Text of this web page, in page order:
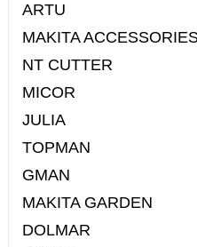
ARTU
MAKITA
NT CUTTER
MICOR
JULIA
TOPMAN
GMAN
MAKITA GARDEN
DOLMAR